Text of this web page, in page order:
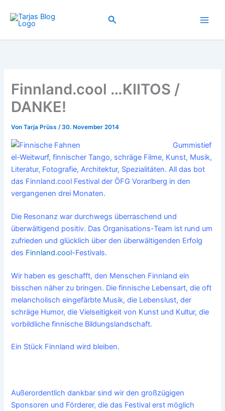
Inhalt
springen
Suchen
Finnland.cool …KIITOS /
DANKE!
VonTarja Prüss/30. November 2014
Gummistief
el-Weitwurf, finnischer Tango, schräge Filme, Kunst, Musik,
Literatur, Fotografie, Architektur, Spezialitäten. All das bot
das Finnland.cool Festival der ÖFG Vorarlberg in den
vergangenen drei Monaten.
Die Resonanz war durchwegs überraschend und
überwältigend positiv. Das Organisations-Team ist rund um
zufrieden und glücklich über den überwältigenden Erfolg
des Finnland.cool-Festivals.
Wir haben es geschafft, den Menschen Finnland ein
bisschen näher zu bringen. Die finnische Lebensart, die oft
melancholisch eingefärbte Musik, die Lebenslust, der
schräge Humor, die Vielseitigkeit von Kunst und Kultur, die
vorbildliche finnische Bildungslandschaft.
Ein Stück Finnland wird bleiben.
Außerordentlich dankbar sind wir den großzügigen
Sponsoren und Förderer, die das Festival erst möglich